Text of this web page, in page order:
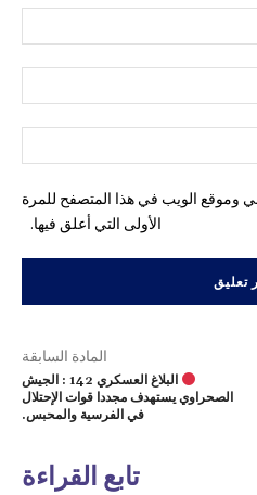
وموقع الويب في هذا المتصفح للمرة
الأولى التي أعلق فيها.
المادة السابقة
البلاغ العسكري 142 : الجيش
الصحراوي يستهدف مجددا قوات الإحتلال
في الفرسية والمحبس.
تابع القراءة